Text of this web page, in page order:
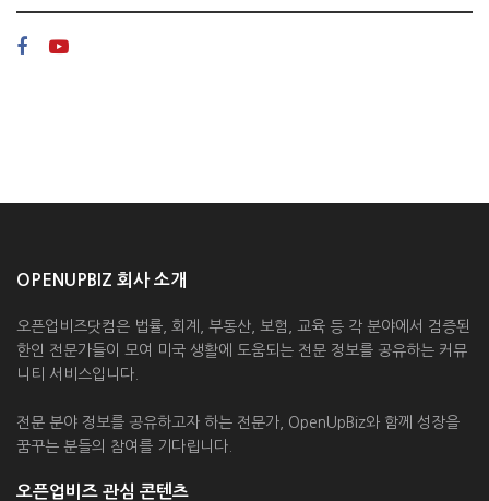
OPENUPBIZ 회사 소개
오픈업비즈닷컴은 법률, 회계, 부동산, 보험, 교육 등 각 분야에서 검증된
한인 전문가들이 모여 미국 생활에 도움되는 전문 정보를 공유하는 커뮤
니티 서비스입니다.
전문 분야 정보를 공유하고자 하는 전문가, OpenUpBiz와 함께 성장을
꿈꾸는 분들의 참여를 기다립니다.
오픈업비즈 관심 콘텐츠